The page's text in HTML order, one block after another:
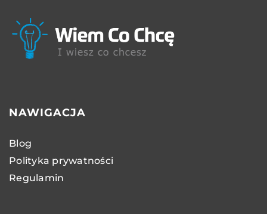
NAWIGACJA
Blog
Polityka prywatności
Regulamin